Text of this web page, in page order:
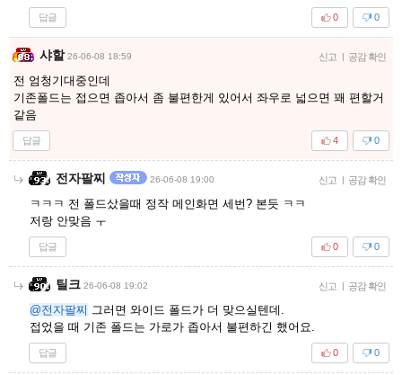
답글 0
0
샤할 26-06-08 18:59 신고 | 공감 확인
전 엄청기대중인데
기존폴드는 접으면 좁아서 좀 불편한게 있어서 좌우로 넓으면 꽤 편할거
같음
답글 0
4
전자팔찌 26-06-08 19:00 신고 | 공감 확인
ㅋㅋㅋ 전 폴드샀을때 정작 메인화면 세번? 본듯 ㅋㅋ
저랑 안맞음 ㅜ
답글 0
0
틸크 26-06-08 19:02 신고 | 공감 확인
@전자팔찌 그러면 와이드 폴드가 더 맞으실텐데.
접었을 때 기존 폴드는 가로가 좁아서 불편하긴 했어요.
답글 0
0